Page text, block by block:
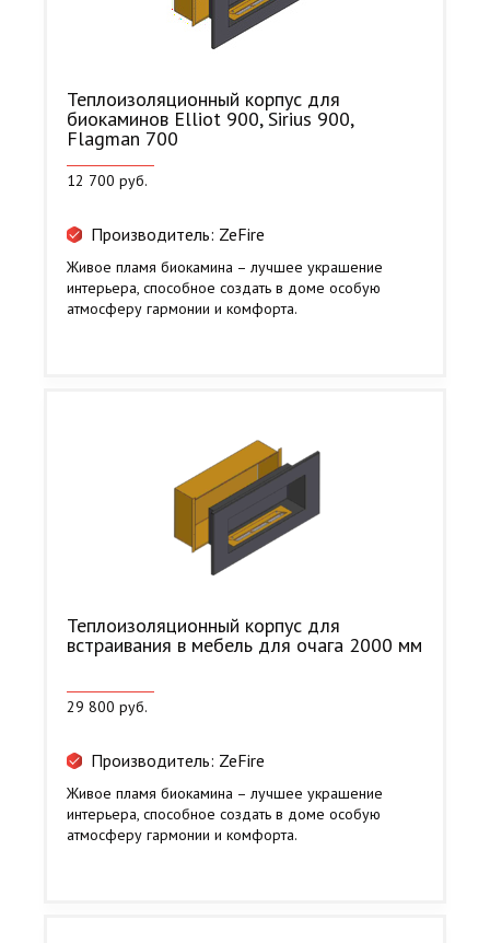
Теплоизоляционный корпус для
биокаминов Elliot 900, Sirius 900,
Flagman 700
12 700 руб.
Производитель: ZeFire
Живое пламя биокамина – лучшее украшение
интерьера, способное создать в доме особую
атмосферу гармонии и комфорта.
Теплоизоляционный корпус для
встраивания в мебель для очага 2000 мм
29 800 руб.
Производитель: ZeFire
Живое пламя биокамина – лучшее украшение
интерьера, способное создать в доме особую
атмосферу гармонии и комфорта.